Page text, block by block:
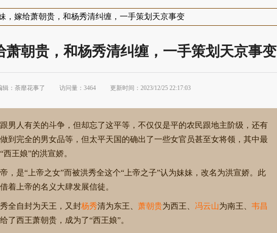
，嫁给萧朝贵，和杨秀清纠缠，一手策划天京事变
萧朝贵，和杨秀清纠缠，一手策划天京事变
辑：荼靡花事了 访问量：3464 更新时间：2023/12/25 22:17:03
男人有关的斗争，但却忘了这平等，不仅仅是平的农民跟地主阶级，还有
到完全的男女品等，但太平天国的确出了一些女官员甚至女将领，其中最
王娘”的洪宣娇。
，是“上帝之女”而被洪秀全这个“上帝之子”认为妹妹，改名为洪宣娇。此
着上帝的名义大肆发展信徒。
全自封为天王，又封杨秀清为东王、 萧朝贵为西王、 冯云山为南王、 韦昌
了西王萧朝贵，成为了“西王娘”。